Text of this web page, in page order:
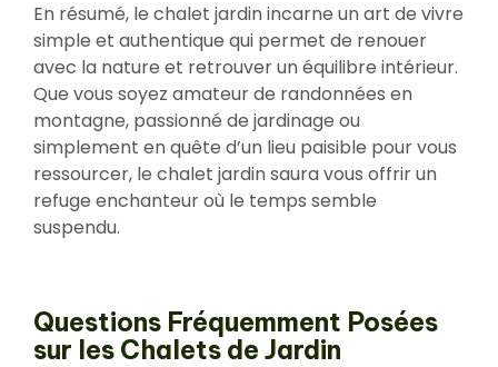
En résumé, le chalet jardin incarne un art de vivre
simple et authentique qui permet de renouer
avec la nature et retrouver un équilibre intérieur.
Que vous soyez amateur de randonnées en
montagne, passionné de jardinage ou
simplement en quête d’un lieu paisible pour vous
ressourcer, le chalet jardin saura vous offrir un
refuge enchanteur où le temps semble
suspendu.
Questions Fréquemment Posées
sur les Chalets de Jardin